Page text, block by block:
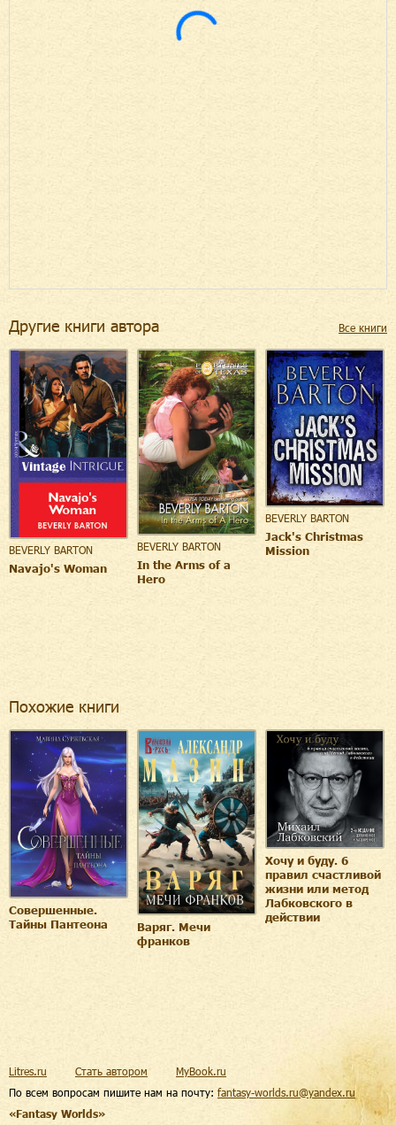
Другие книги автора Все книги
BEVERLY BARTON
Navajo's Woman
BEVERLY BARTON
In the Arms of a
Hero
BEVERLY BARTON
Jack's Christmas
Mission
Похожие книги
Совершенные.
Тайны Пантеона
Варяг. Мечи
франков
Хочу и буду. 6
правил счастливой
жизни или метод
Лабковского в
действии
По всем вопросам пишите нам на почту: fantasy-worlds.ru@yandex.ru
«Fantasy Worlds»
Litres.ru Стать автором MyBook.ru